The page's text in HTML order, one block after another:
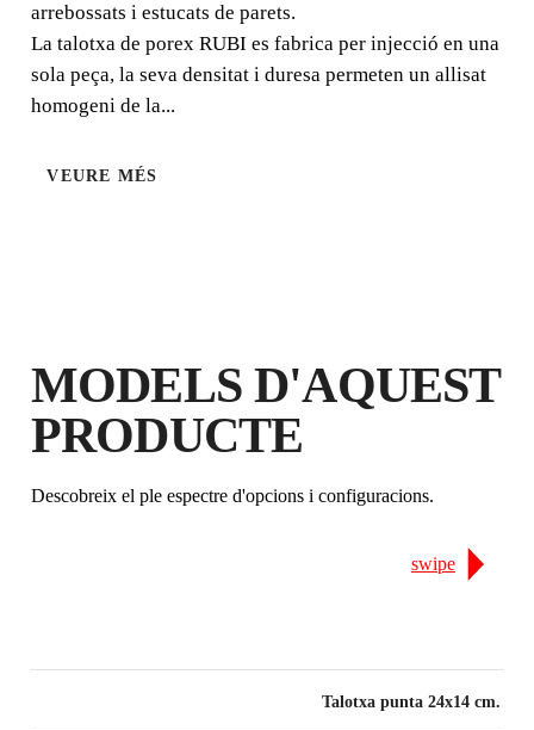
AMPLIADA EN PRODUCTES
ELEGIBLES
arrebossats i estucats de parets.
La talotxa de porex RUBI es fabrica per injecció en una
sola peça, la seva densitat i duresa permeten un allisat
homogeni de la...
VEURE MÉS
MODELS D'AQUEST
PRODUCTE
Descobreix el ple espectre d'opcions i configuracions.
swipe
Talotxa punta 24x14 cm.